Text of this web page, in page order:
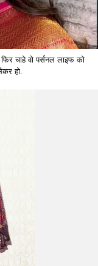
फिर चाहे वो पर्सनल लाइफ को
हो.